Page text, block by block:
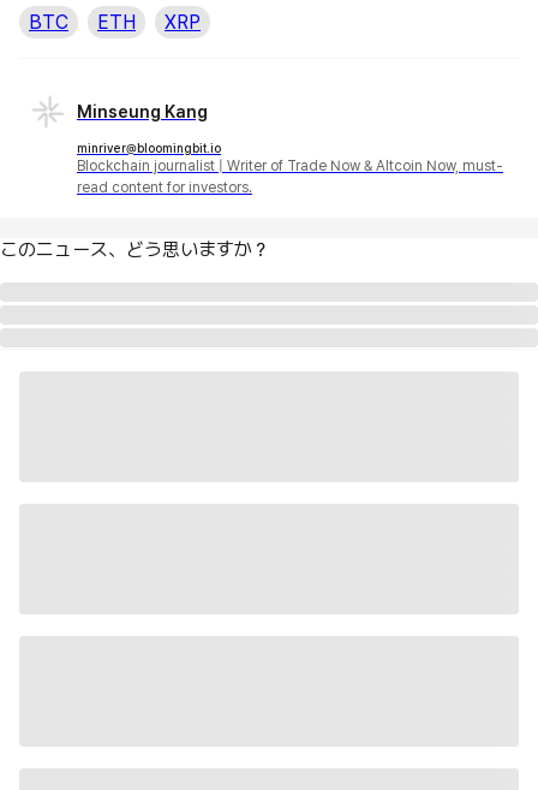
BTC ETH XRP
Minseung Kang
minriver@bloomingbit.io
Blockchain journalist | Writer of Trade Now & Altcoin Now, must-
read content for investors.
このニュース、どう思いますか？